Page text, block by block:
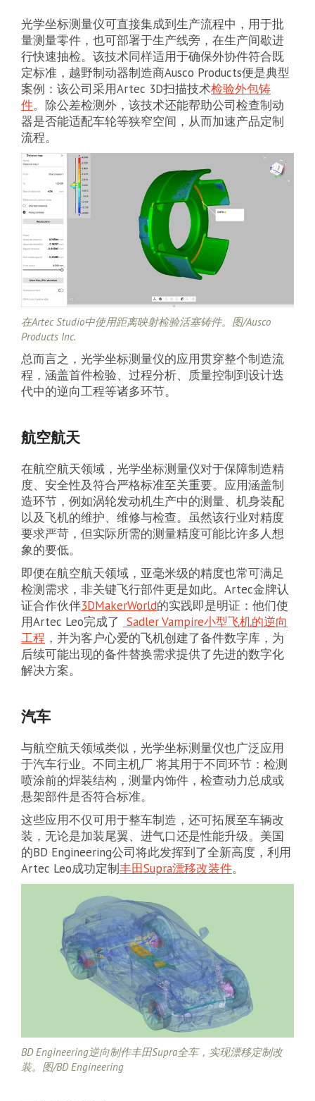
光学坐标测量仪可直接集成到生产流程中，用于批
量测量零件，也可部署于生产线旁，在生产间歇进
行快速抽检。该技术同样适用于确保外协件符合既
定标准，越野制动器制造商Ausco Products便是典型
案例：该公司采用Artec 3D扫描技术检验外包铸
件。除公差检测外，该技术还能帮助公司检查制动
器是否能适配车轮等狭窄空间，从而加速产品定制
流程。
在Artec Studio中使用距离映射检验活塞铸件。图/Ausco
Products Inc.
总而言之，光学坐标测量仪的应用贯穿整个制造流
程，涵盖首件检验、过程分析、质量控制到设计迭
代中的逆向工程等诸多环节。
航空航天
在航空航天领域，光学坐标测量仪对于保障制造精
度、安全性及符合严格标准至关重要。应用涵盖制
造环节，例如涡轮发动机生产中的测量、机身装配
以及飞机的维护、维修与检查。虽然该行业对精度
要求严苛，但实际所需的测量精度可能比许多人想
象的要低。
即便在航空航天领域，亚毫米级的精度也常可满足
检测需求，非关键飞行部件更是如此。Artec金牌认
证合作伙伴3DMakerWorld的实践即是明证：他们使
用Artec Leo完成了 Sadler Vampire小型飞机的逆向
工程 ，并为客户心爱的飞机创建了备件数字库，为
后续可能出现的备件替换需求提供了先进的数字化
解决方案。
汽车
与航空航天领域类似，光学坐标测量仪也广泛应用
于汽车行业。不同主机厂 将其用于不同环节：检测
喷涂前的焊装结构，测量内饰件，检查动力总成或
悬架部件是否符合标准。
这些应用不仅可用于整车制造，还可拓展至车辆改
装，无论是加装尾翼、进气口还是性能升级。美国
的BD Engineering公司将此发挥到了全新高度，利用
Artec Leo成功定制丰田Supra漂移改装件。
BD Engineering逆向制作丰田Supra全车，实现漂移定制改
装。图/BD Engineering